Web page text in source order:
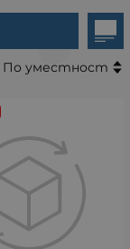
По уместност